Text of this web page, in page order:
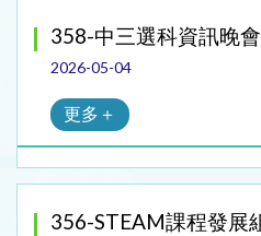
358-中三選科資訊晚
2026-05-04
更多＋
356-STEAM課程發展